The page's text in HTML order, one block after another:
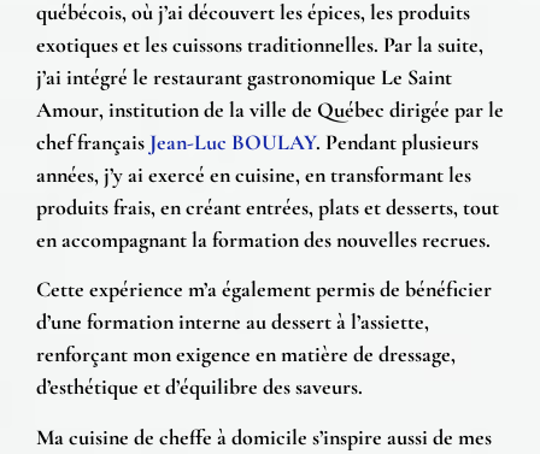
québécois, où j’ai découvert les épices, les produits
exotiques et les cuissons traditionnelles. Par la suite,
j’ai intégré le restaurant gastronomique Le Saint
Amour, institution de la ville de Québec dirigée par le
chef français Jean-Luc BOULAY. Pendant plusieurs
années, j’y ai exercé en cuisine, en transformant les
produits frais, en créant entrées, plats et desserts, tout
en accompagnant la formation des nouvelles recrues.
Cette expérience m’a également permis de bénéficier
d’une formation interne au dessert à l’assiette,
renforçant mon exigence en matière de dressage,
d’esthétique et d’équilibre des saveurs.
Macuisine de cheffe à domicile s’inspire aussi de mes